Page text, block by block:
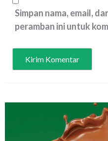
Simpan nama, email,
peramban ini untuk